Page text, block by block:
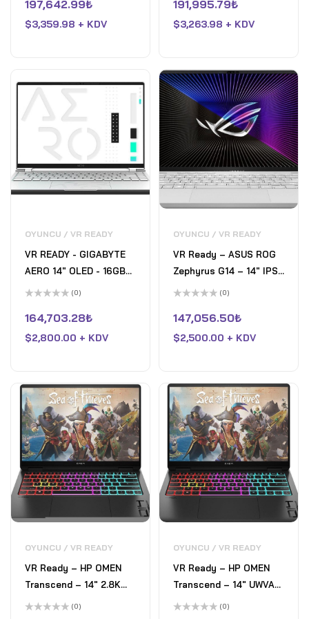
RAM - NVIDIA GeForce
RTX 5070 - 1TB SSD -
0
aldı
197,642.99₺
$3,359.98 + KDV
32GB Memory - NVIDIA
GeForce RTX 5070 - 1TB
0
aldı
191,995.79₺
$3,263.98 + KDV
OYUNCU / VR READY
VR READY - GIGABYTE
AERO 14" OLED - 16GB
LPDDR5 - 1TB SSD -
RTX 4050
üzerinden
0
aldı
(0)
164,703.28₺
$2,800.00 + KDV
OYUNCU / VR READY
VR Ready – ASUS ROG
Zephyrus G14 – 14" IPS
QHD 165Hz Gaming
7940HS - 8GB Nvidia
GeForce RTX 4060 -
Home - Ayışığı Beyazı
üzerinden
0
aldı
(0)
147,056.50₺
$2,500.00 + KDV
OYUNCU / VR READY
VR Ready – HP OMEN
Transcend – 14" 2.8K
OLED 120Hz Gaming
(0)
OYUNCU / VR READY
VR Ready – HP OMEN
Transcend – 14" UWVA
QHD+ 120Hz Gaming
(0)